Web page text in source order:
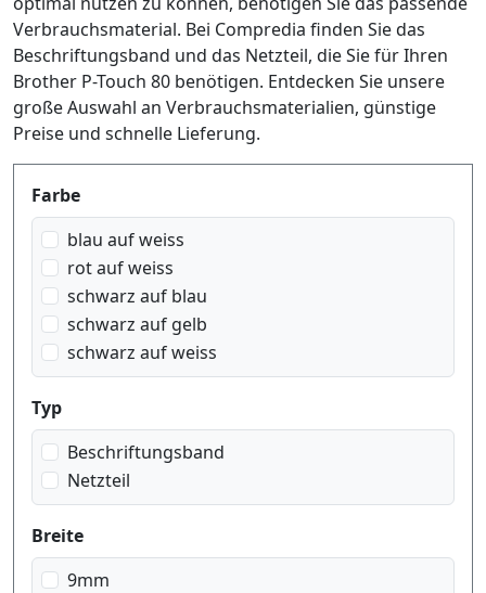
Verbrauchsmaterial. Bei Compredia finden Sie das
Beschriftungsband und das Netzteil, die Sie für Ihren
Brother P-Touch 80 benötigen. Entdecken Sie unsere
große Auswahl an Verbrauchsmaterialien, günstige
Preise und schnelle Lieferung.
Produktfilter
Farbe
blau auf weiss
rot auf weiss
schwarz auf blau
schwarz auf gelb
schwarz auf weiss
Typ
Beschriftungsband
Netzteil
Breite
9mm